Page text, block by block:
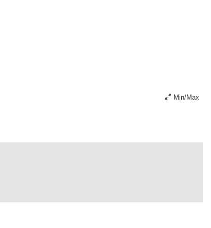
Min/Max